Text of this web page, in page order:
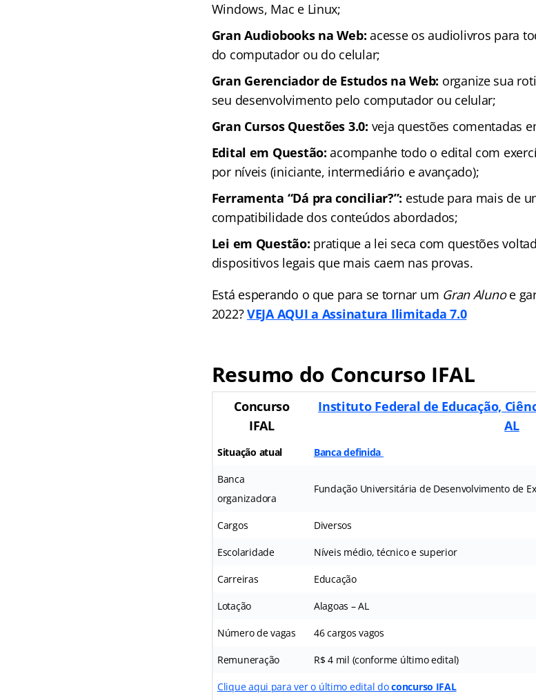
Windows, Mac e Linux;
Gran Audiobooks na Web: acesse os audiolivros para
do computador ou do celular;
Gran Gerenciador de Estudos na Web: organize sua
seu desenvolvimento pelo computador ou celular;
Gran Cursos Questões 3.0: veja questões comentadas
Edital em Questão:acompanhe todo o edital com
por níveis (iniciante, intermediário e avançado);
Ferramenta “Dá pra conciliar?”: estude para mais de
compatibilidade dos conteúdos abordados;
Lei em Questão: pratique a lei seca com questões
dispositivos legais que mais caem nas provas.
Está esperando o que para se tornar um Gran Alunoe
2022?VEJA AQUI a Assinatura Ilimitada 7.0
Resumo do Concurso IFAL
Concurso
IFAL
Instituto Federal de Educação,
AL
Situação atual Banca definida
Banca
organizadora
Fundação Universitária de Desenvolvimento de
Cargos Diversos
Escolaridade Níveis médio, técnico e superior
Carreiras Educação
Lotação Alagoas – AL
Número de vagas 46 cargos vagos
Remuneração R$ 4 mil (conforme último edital)
Clique aqui para ver o último edital doconcurso IFAL